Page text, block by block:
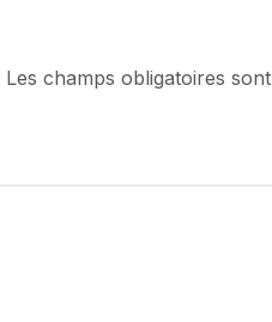
Les champs obligatoires sont